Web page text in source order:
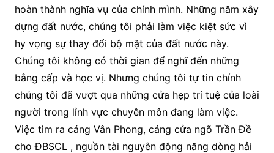
hoàn thành nghĩa vụ của chính mình. Những năm xây
dựng đất nước, chúng tôi phải làm việc kiệt sức vì
hy vọng sự thay đổi bộ mặt của đất nước này.
Chúng tôi không có thời gian để nghĩ đến những
bằng cấp và học vị. Nhưng chúng tôi tự tin chính
chúng tôi đã vượt qua những cửa hẹp trí tuệ của loài
người trong lỉnh vực chuyên môn đang làm việc.
Việc tìm ra cảng Vân Phong, cảng cửa ngõ Trần Đề
cho ĐBSCL , nguồn tài nguyên động năng dòng hải